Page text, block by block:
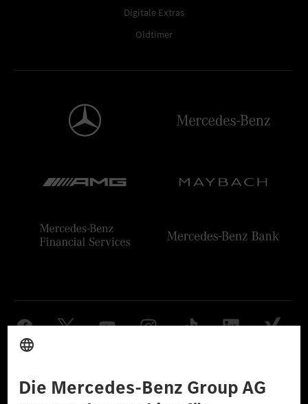
Digitale Extras
Oldtimer
Datenschutz Lizenzhinweise Dritter Barrierefreiheit